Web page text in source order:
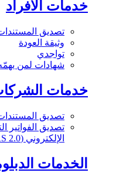
خدمات الأفراد
تصديق
وثيقة العودة
تواجدي
شهادات لمن يهمّه
خدمات
تصديق
تصديق الفواتير
الإلكتروني (eDAS 2.0)
الخدمات